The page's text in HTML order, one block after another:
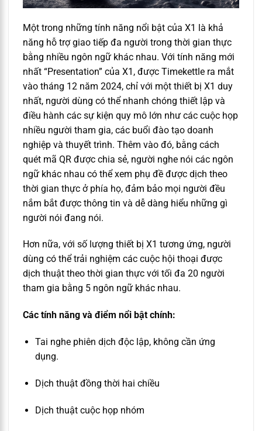
Một trong những tính năng nổi bật của X1 là khả
năng hỗ trợ giao tiếp đa người trong thời gian thực
bằng nhiều ngôn ngữ khác nhau. Với tính năng mới
nhất “Presentation” của X1, được Timekettle ra mắt
vào tháng 12 năm 2024, chỉ với một thiết bị X1 duy
nhất, người dùng có thể nhanh chóng thiết lập và
điều hành các sự kiện quy mô lớn như các cuộc họp
nhiều người tham gia, các buổi đào tạo doanh
nghiệp và thuyết trình. Thêm vào đó, bằng cách
quét mã QR được chia sẻ, người nghe nói các ngôn
ngữ khác nhau có thể xem phụ đề được dịch theo
thời gian thực ở phía họ, đảm bảo mọi người đều
nắm bắt được thông tin và dễ dàng hiểu những gì
người nói đang nói.
Hơn nữa, với số lượng thiết bị X1 tương ứng, người
dùng có thể trải nghiệm các cuộc hội thoại được
dịch thuật theo thời gian thực với tối đa 20 người
tham gia bằng 5 ngôn ngữ khác nhau.
Các tính năng và điểm nổi bật chính:
Tai nghe phiên dịch độc lập, không cần ứng
dụng.
Dịch thuật đồng thời hai chiều
Dịch thuật cuộc họp nhóm